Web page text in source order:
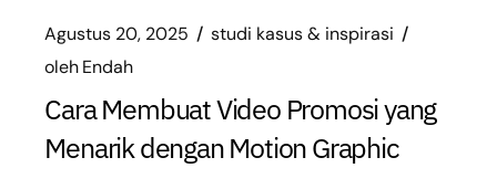
Agustus 20, 2025
studi kasus & inspirasi
olehEndah
Cara Membuat Video Promosi yang
Menarik dengan Motion Graphic